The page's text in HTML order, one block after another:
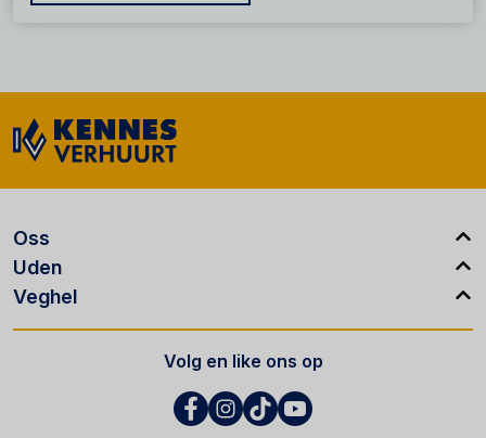
Oss
Uden
Veghel
Volg en like ons op